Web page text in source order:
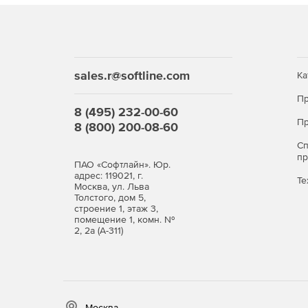
Использование Microsoft Outlook может
понимать основные преимущества
вложение денег и времени стоит того. Вот
Удобный и легко навигируемый интерфейс.
Организация контактов и электронные
Эффективная организация задач,
производительности пользователей.
sales.r@softline.com
8 (495) 232-00-60
8 (800) 200-08-60
ПАО «Софтлайн». Юр.
адрес: 119021, г.
Москва, ул. Льва
Толстого, дом 5,
строение 1, этаж 3,
помещение 1, комн. №
2, 2а (А-311)